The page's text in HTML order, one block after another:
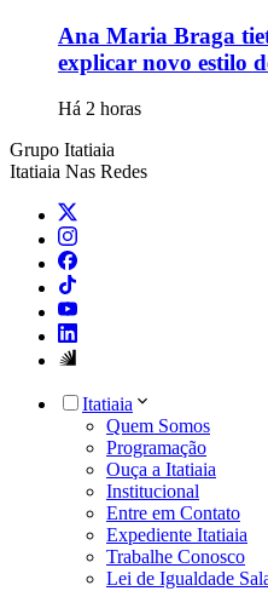
Ana Maria Braga
explicar novo estilo
Há 2 horas
Grupo Itatiaia
Itatiaia Nas Redes
Itatiaia
Quem Somos
Programação
Ouça a Itatiaia
Institucional
Entre em Contato
Expediente Itatiaia
Trabalhe Conosco
Lei de Igualdade